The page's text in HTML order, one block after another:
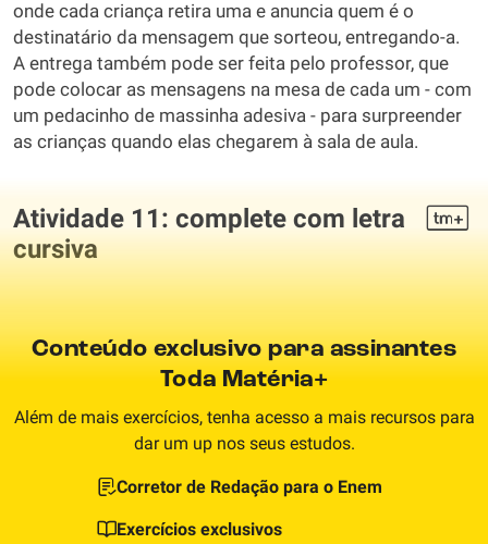
onde cada criança retira uma e anuncia quem é o
destinatário da mensagem que sorteou, entregando-a.
A entrega também pode ser feita pelo professor, que
pode colocar as mensagens na mesa de cada um - com
um pedacinho de massinha adesiva - para surpreender
as crianças quando elas chegarem à sala de aula.
Atividade 11: complete com letra
cursiva
Conteúdo exclusivo para assinantes
Toda Matéria+
Além de mais exercícios, tenha acesso a mais recursos para
dar um up nos seus estudos.
Corretor de Redação para o Enem
Exercícios exclusivos